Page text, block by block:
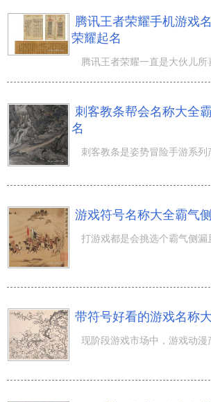
腾讯王者荣耀手机游戏
荣耀起名
刺客教条帮会名称大全
名
游戏符号名称大全霸气
带符号好看的游戏名称